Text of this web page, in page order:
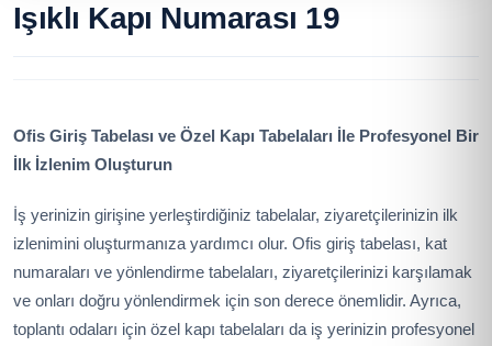
Işıklı Kapı Numarası 19
Ofis Giriş Tabelası ve Özel Kapı Tabelaları İle Profesyonel Bir
İlk İzlenim Oluşturun
İş yerinizin girişine yerleştirdiğiniz tabelalar, ziyaretçilerinizin ilk
izlenimini oluşturmanıza yardımcı olur. Ofis giriş tabelası, kat
numaraları ve yönlendirme tabelaları, ziyaretçilerinizi karşılamak
ve onları doğru yönlendirmek için son derece önemlidir. Ayrıca,
toplantı odaları için özel kapı tabelaları da iş yerinizin profesyonel